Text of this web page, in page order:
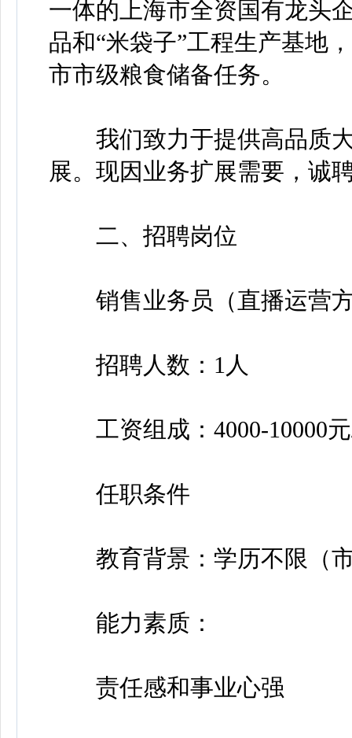
一体的上海市全资国有龙头
品和“米袋子”工程生产基地
市市级粮食储备任务。
我们致力于提供高品质大
展。现因业务扩展需要，诚
二、招聘岗位
销售业务员（直播运营方
招聘人数：1人
工资组成：4000-10000元
任职条件
教育背景：学历不限（市
能力素质：
责任感和事业心强